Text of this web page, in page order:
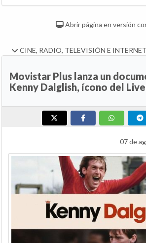
Abrir página en versión
CINE, RADIO, TELEVISIÓN E INTERNET
Movistar Plus lanza un
Kenny Dalglish, ícono del
07 de